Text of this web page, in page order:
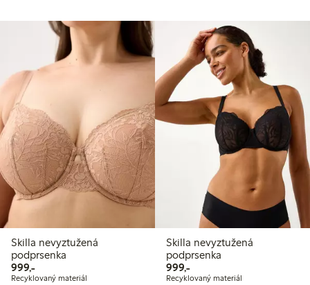
Skilla nevyztužená
podprsenka
999,-999,00 Kč
Recyklovaný materiál
Skilla nevyztužená
podprsenka
999,-999,00 Kč
Recyklovaný materiál